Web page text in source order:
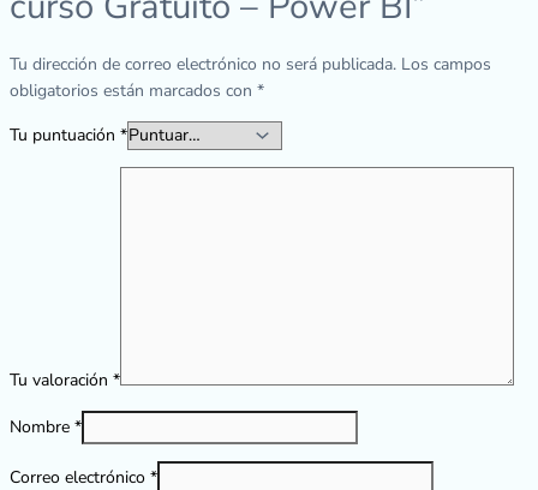
Tu dirección de correo electrónico no será publicada. Los campos
obligatorios están marcados con *
Tu puntuación *
Tu valoración *
Nombre *
Correo electrónico *